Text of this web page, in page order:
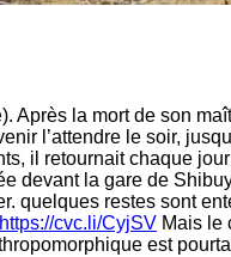
Après la mort de son
l’attendre le soir,
il retournait chaque
devant la gare de
quelques restes sont
https://cvc.li/CyjSV Mais le
est